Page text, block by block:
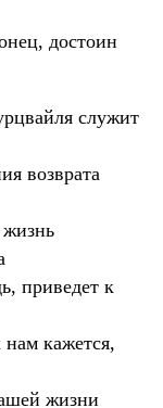
достоин
служит
возврата
приведет к
нам кажется,
жизни